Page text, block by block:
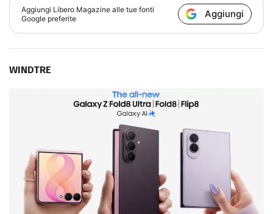
Aggiungi Libero Magazine alle tue fonti
Google preferite
Aggiungi
WINDTRE